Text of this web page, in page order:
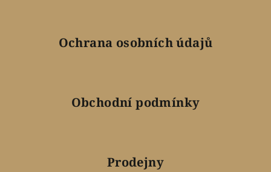
Ochrana osobních údajů
Obchodní podmínky
Prodejny